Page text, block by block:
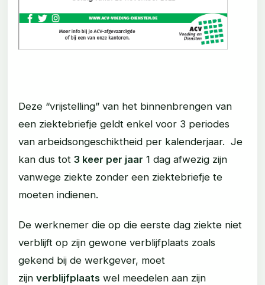
Deze “vrijstelling” van het binnenbrengen van
een ziektebriefje geldt enkel voor 3 periodes
van arbeidsongeschiktheid per kalenderjaar. Je
kan dus tot3 keer per jaar 1 dag afwezig zijn
vanwege ziekte zonder een ziektebriefje te
moeten indienen.
De werknemer die op die eerste dag ziekte niet
verblijft op zijn gewone verblijfplaats zoals
gekend bij de werkgever, moet
zijnverblijfplaats wel meedelen aan zijn